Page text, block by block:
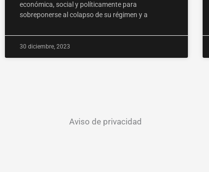
económica, social y políticamente para
sobreponerse al colapso de su régimen y a
30 diciembre, 2023
Aviso de privacidad